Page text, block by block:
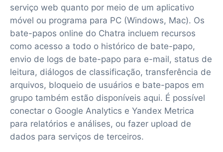
serviço web quanto por meio de um aplicativo
móvel ou programa para PC (Windows, Mac). Os
bate-papos online do Chatra incluem recursos
como acesso a todo o histórico de bate-papo,
envio de logs de bate-papo para e-mail, status de
leitura, diálogos de classificação, transferência de
arquivos, bloqueio de usuários e bate-papos em
grupo também estão disponíveis aqui. É possível
conectar o Google Analytics e Yandex Metrica
para relatórios e análises, ou fazer upload de
dados para serviços de terceiros.